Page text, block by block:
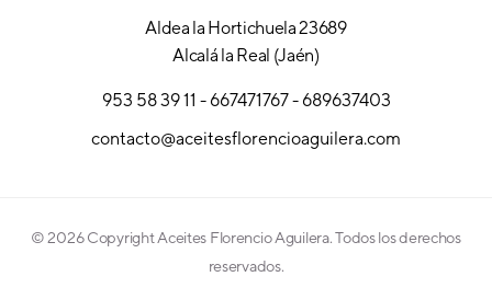
Aldea la Hortichuela 23689
Alcalá la Real (Jaén)
953 58 39 11 667471767
689637403
contacto@aceitesflorencioaguilera.com
© 2026 Copyright Aceites Florencio Aguilera. Todos los derechos
reservados.